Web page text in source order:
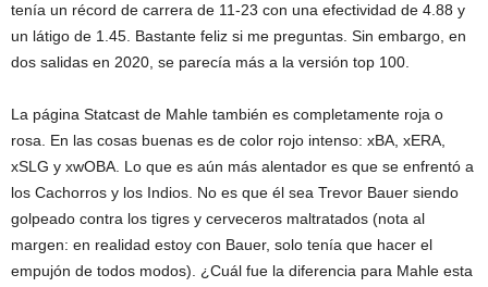
tenía un récord de carrera de 11-23 con una efectividad de 4.88 y
un látigo de 1.45. Bastante feliz si me preguntas. Sin embargo, en
dos salidas en 2020, se parecía más a la versión top 100.
La página Statcast de Mahle también es completamente roja o
rosa. En las cosas buenas es de color rojo intenso: xBA, xERA,
xSLG y xwOBA. Lo que es aún más alentador es que se enfrentó a
los Cachorros y los Indios. No es que él sea Trevor Bauer siendo
golpeado contra los tigres y cerveceros maltratados (nota al
margen: en realidad estoy con Bauer, solo tenía que hacer el
empujón de todos modos). ¿Cuál fue la diferencia para Mahle esta